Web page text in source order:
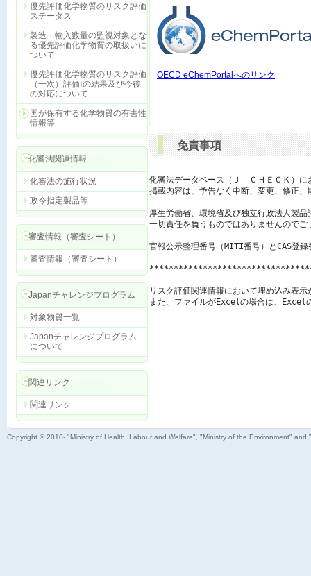
優先評価化学物質のリスク評価
ステータス
製造・輸入数量の監視対象とな
る優先評価化学物質の取扱いに
ついて
優先評価化学物質のリスク評価
（一次）評価Ⅰの結果及び今後
の対応について
国が保有する化学物質の有害性
情報等
化審法関連情報
化審法の施行状況
政令指定製品等
審査情報（審査シート）
審査情報（審査シート）
Japanチャレンジプログラム
対象物質一覧
Japanチャレンジプログラム
について
関連リンク
関連リンク
OECD eChemPortalへのリンク
免責事項
化審法データベース（Ｊ－ＣＨＥＣＫ）
掲載内容は、予告なく中断、変更、修正
厚生労働省、環境省及び独立行政法人製
一切責任を負うものではありませんのでご
官報公示整理番号（MITI番号）とCAS登
リスク評価関連情報において埋め込み表
また、ファイルがExcelの場合は、Excel
Copyright © 2010- "Ministry of Health, Labour and Welfare", "Ministry of the Environment"